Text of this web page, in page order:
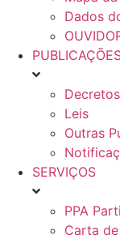
Dados
Decretos
Leis
Outras
SERVIÇOS
PPA
Carta